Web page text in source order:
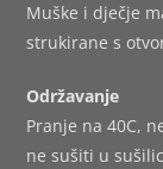
Muške i dječje
strukirane s
Održavanje
Pranje na 40C,
ne sušiti u